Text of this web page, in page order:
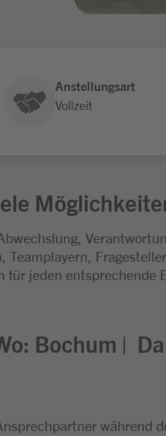
Anstellungsart
Vollzeit
Teamplayern,
jeden entsprechende
Bochum |
während